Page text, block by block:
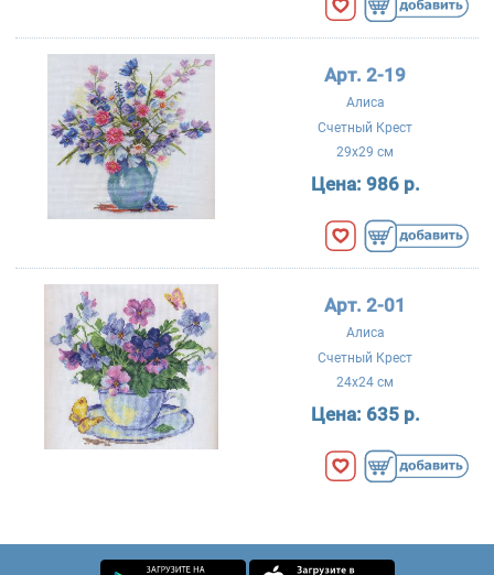
Арт. 2-19
Алиса
Счетный Крест
29x29 см
Цена: 986 р.
Арт. 2-01
Алиса
Счетный Крест
24x24 см
Цена: 635 р.